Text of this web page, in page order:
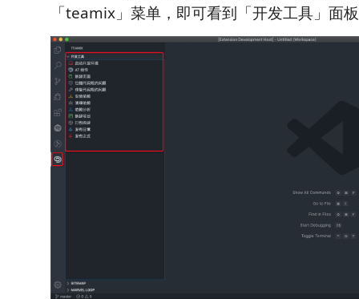
「teamix」菜单，即可看到「开发工具」面